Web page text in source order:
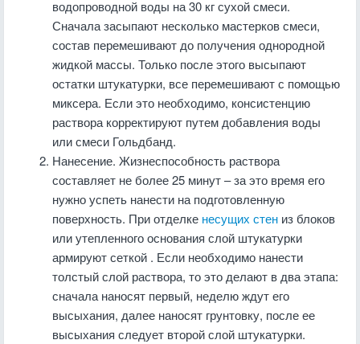
водопроводной воды на 30 кг сухой смеси.
Сначала засыпают несколько мастерков смеси,
состав перемешивают до получения однородной
жидкой массы. Только после этого высыпают
остатки штукатурки, все перемешивают с помощью
миксера. Если это необходимо, консистенцию
раствора корректируют путем добавления воды
или смеси Гольдбанд.
Нанесение. Жизнеспособность раствора
составляет не более 25 минут – за это время его
нужно успеть нанести на подготовленную
поверхность. При отделке несущих стен из блоков
или утепленного основания слой штукатурки
армируют сеткой . Если необходимо нанести
толстый слой раствора, то это делают в два этапа:
сначала наносят первый, неделю ждут его
высыхания, далее наносят грунтовку, после ее
высыхания следует второй слой штукатурки.